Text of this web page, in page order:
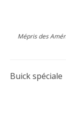
Mépris des
Buick spéciale